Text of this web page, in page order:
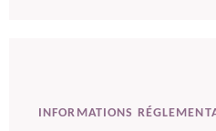
INFORMATIONS